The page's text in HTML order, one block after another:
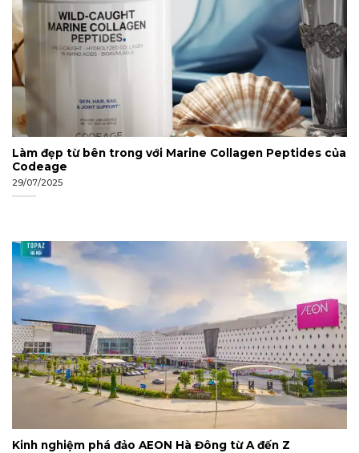
Làm đẹp từ bên trong với Marine Collagen Peptides của
Codeage
29/07/2025
Kinh nghiệm phá đảo AEON Hà Đông từ A đến Z